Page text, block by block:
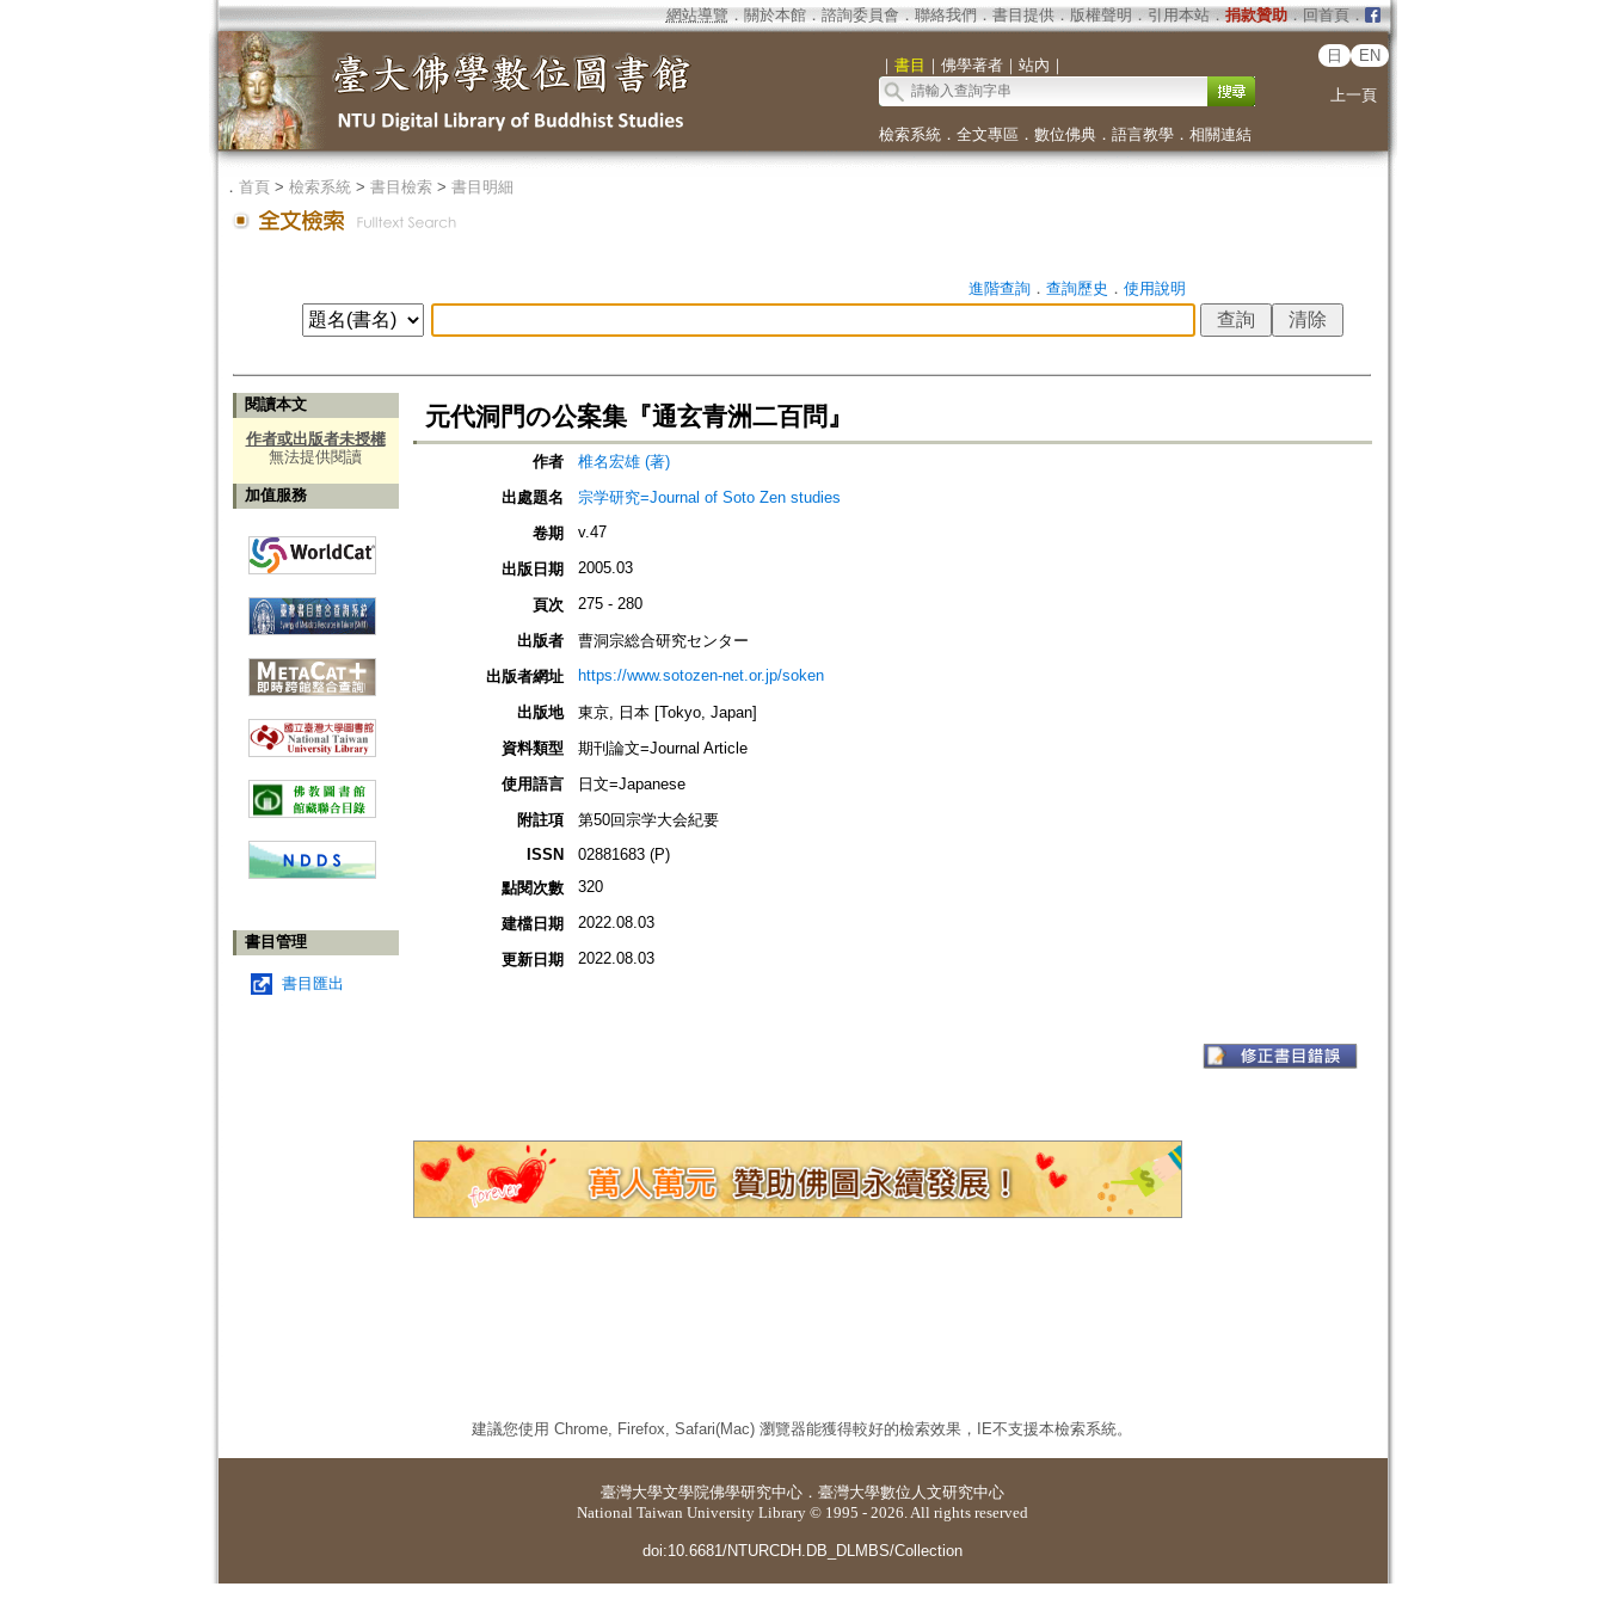
網站導覽 ． 關於本館． 諮詢委員會． 聯絡我們 ． 書目提供． 版權聲明 ． 引用本站． 捐款贊助．回首頁．
｜ 書目 ｜ 佛學著者｜ 站內 ｜
日 EN
上一頁
檢索系統． 全文專區 ． 數位佛典． 語言教學． 相關連結
． 首頁> 檢索系統> 書目檢索> 書目明細
進階查詢． 查詢歷史 ． 使用說明
閱讀本文
作者或出版者未授權
無法提供閱讀
加值服務
書目管理
書目匯出
元代洞門の公案集『通玄青洲二百問』
作者
椎名宏雄 (著)
出處題名
宗学研究=Journal of Soto Zen studies
卷期
v.47
出版日期 2005.03
頁次 275 - 280
出版者
曹洞宗総合研究センター
出版者網址
https://www.sotozen-net.or.jp/soken
出版地
東京, 日本 [Tokyo, Japan]
資料類型
期刊論文=Journal Article
使用語言
日文=Japanese
附註項
第50回宗学大会紀要
ISSN
02881683 (P)
點閱次數
320
建檔日期 2022.08.03
更新日期 2022.08.03
建議您使用 Chrome, Firefox, Safari(Mac) 瀏覽器能獲得較好的檢索效果，IE不支援本檢索系統。
臺灣大學文學院佛學研究中心 ． 臺灣大學數位人文研究中心
National Taiwan University Library © 1995 - 2026. All rights reserved
doi:10.6681/NTURCDH.DB_DLMBS/Collection